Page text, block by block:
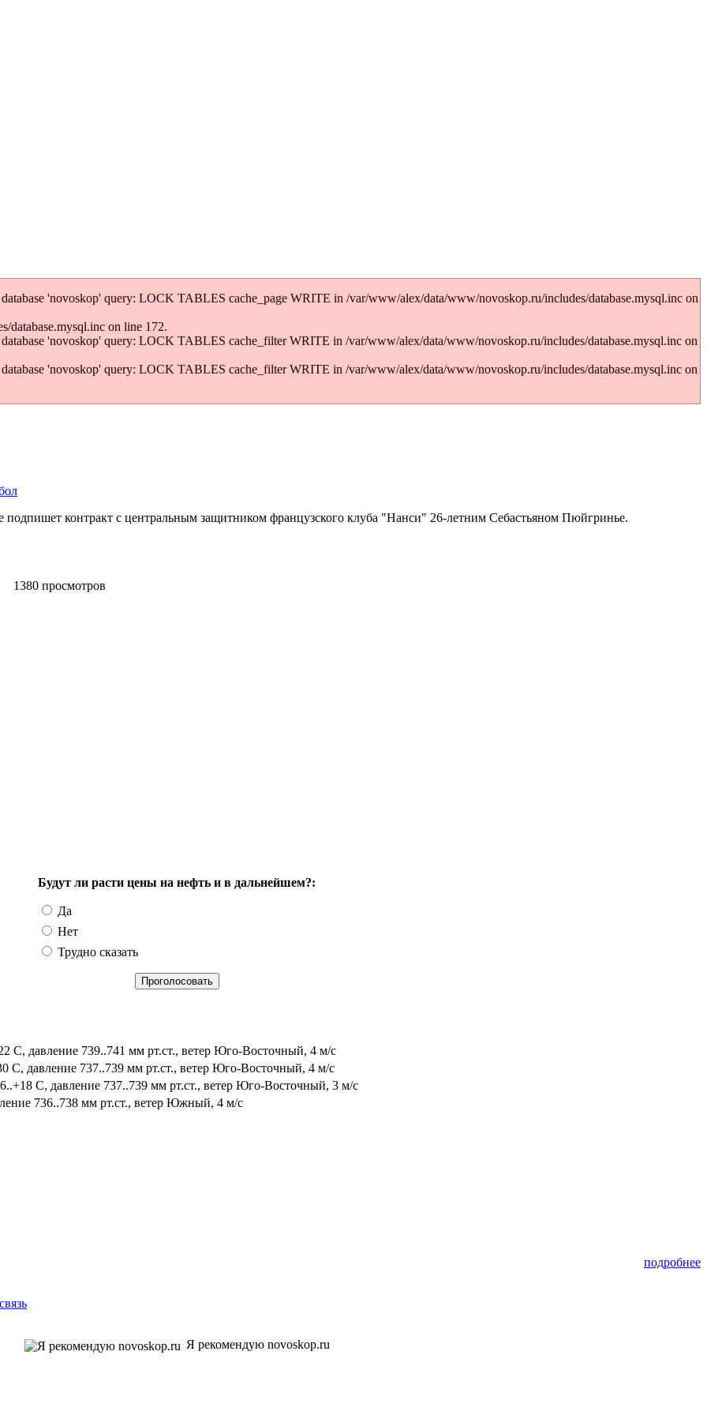
'novoskop' query: LOCK TABLES cache_page WRITE in /var/www/alex/data/www/novoskop.ru/includes/database.mysql.inc on
database.mysql.inc on line 172.
'novoskop' query: LOCK TABLES cache_filter WRITE in /var/www/alex/data/www/novoskop.ru/includes/database.mysql.inc on
'novoskop' query: LOCK TABLES cache_filter WRITE in /var/www/alex/data/www/novoskop.ru/includes/database.mysql.inc on
подпишет контракт с центральным защитником французского клуба "Нанси" 26-летним Себастьяном Пюйгринье.
1380 просмотров
Будут ли расти цены на нефть и в дальнейшем?:
Да
Нет
Трудно сказать
С, давление 739..741 мм рт.ст., ветер Юго-Восточный, 4 м/с
С, давление 737..739 мм рт.ст., ветер Юго-Восточный, 4 м/с
С, давление 737..739 мм рт.ст., ветер Юго-Восточный, 3 м/с
736..738 мм рт.ст., ветер Южный, 4 м/с
подробнее
Я рекомендую novoskop.ru